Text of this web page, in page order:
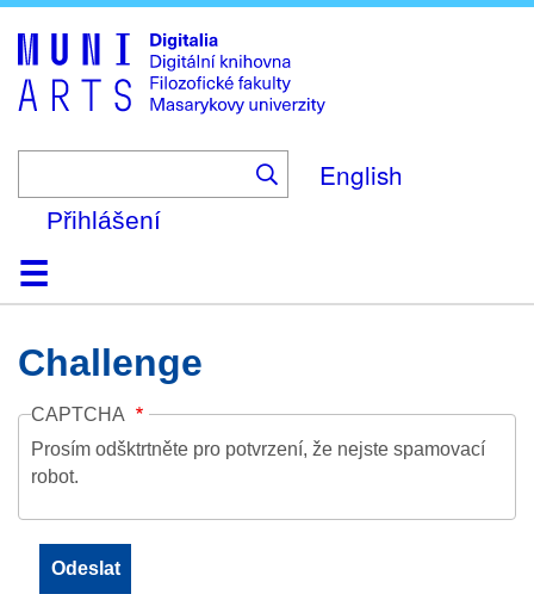
to
main
content
English
Přihlášení
DomůKolekce
Prohlížení
Vyhledávání
O platformě
Nápověda
KontaktDigitalia
Challenge
CAPTCHA
Prosím odšktrtněte pro potvrzení, že nejste spamovací
robot.